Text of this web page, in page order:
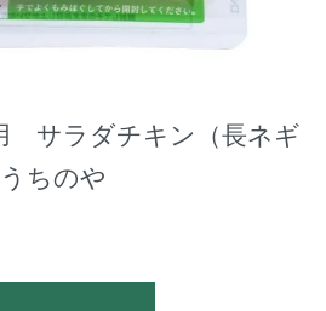
サラダチキン（長ネギ
ちのや